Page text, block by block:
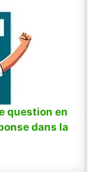
question en
dans la